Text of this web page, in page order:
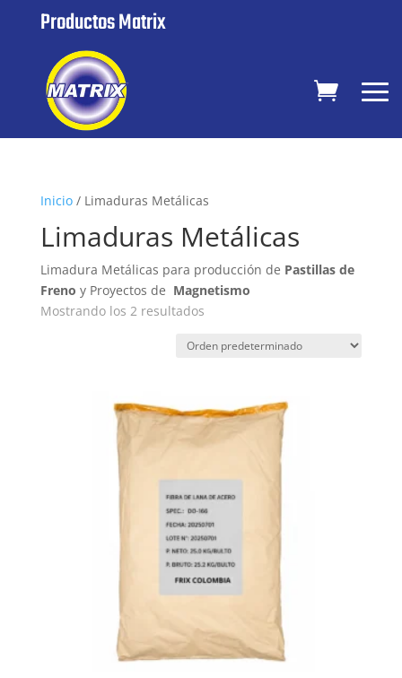
Productos Matrix
Inicio/ Limaduras Metálicas
Limaduras Metálicas
Limadura Metálicas para producción de Pastillas de
Freno y Proyectos de Magnetismo
Mostrando los 2 resultados